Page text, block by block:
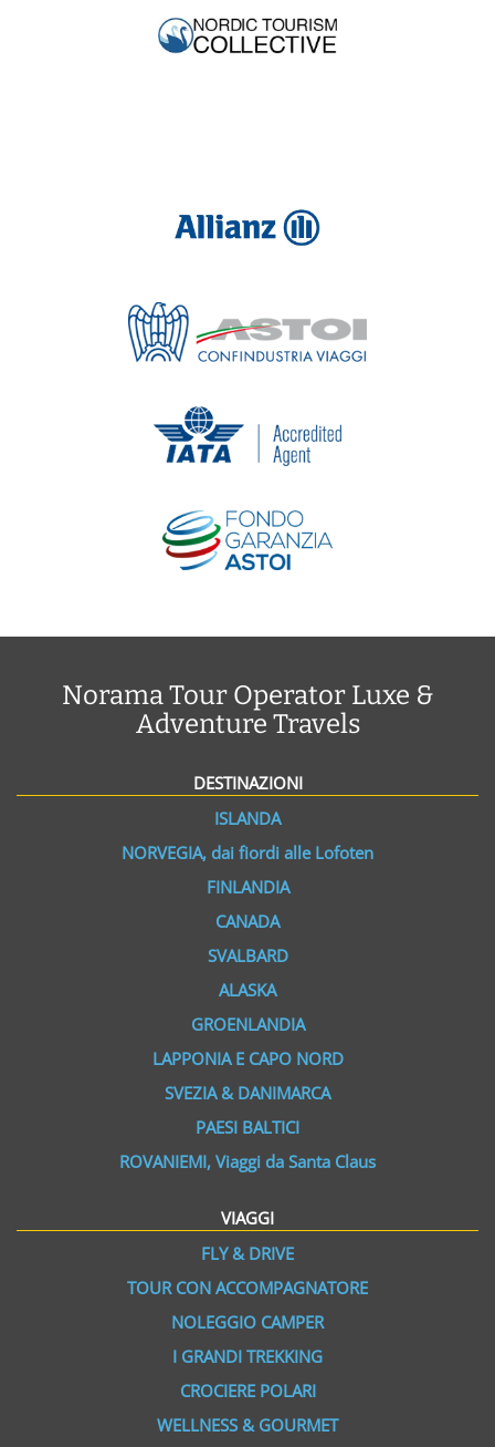
Norama Tour Operator Luxe &
Adventure Travels
DESTINAZIONI
ISLANDA
NORVEGIA, dai fiordi alle Lofoten
FINLANDIA
CANADA
SVALBARD
ALASKA
GROENLANDIA
LAPPONIA E CAPO NORD
SVEZIA & DANIMARCA
PAESI BALTICI
ROVANIEMI, Viaggi da Santa Claus
VIAGGI
FLY & DRIVE
TOUR CON ACCOMPAGNATORE
NOLEGGIO CAMPER
I GRANDI TREKKING
CROCIERE POLARI
WELLNESS & GOURMET